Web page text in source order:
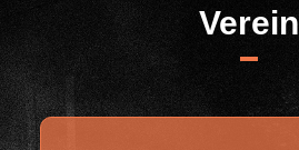
Verein